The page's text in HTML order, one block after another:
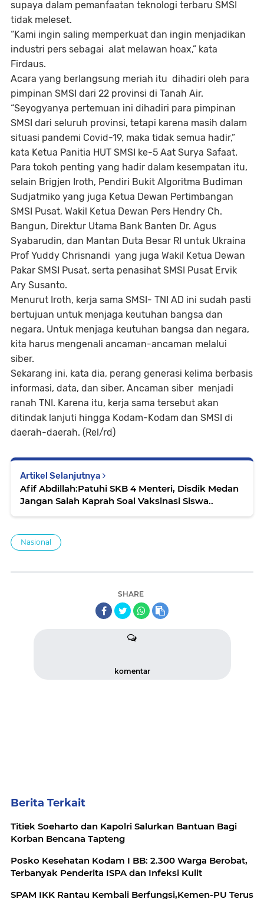
supaya dalam pemanfaatan teknologi terbaru SMSI
tidak meleset.
“Kami ingin saling memperkuat dan ingin menjadikan
industri pers sebagai alat melawan hoax,” kata
Firdaus.
Acara yang berlangsung meriah itu dihadiri oleh para
pimpinan SMSI dari 22 provinsi di Tanah Air.
“Seyogyanya pertemuan ini dihadiri para pimpinan
SMSI dari seluruh provinsi, tetapi karena masih dalam
situasi pandemi Covid-19, maka tidak semua hadir,”
kata Ketua Panitia HUT SMSI ke-5 Aat Surya Safaat.
Para tokoh penting yang hadir dalam kesempatan itu,
selain Brigjen Iroth, Pendiri Bukit Algoritma Budiman
Sudjatmiko yang juga Ketua Dewan Pertimbangan
SMSI Pusat, Wakil Ketua Dewan Pers Hendry Ch.
Bangun, Direktur Utama Bank Banten Dr. Agus
Syabarudin, dan Mantan Duta Besar RI untuk Ukraina
Prof Yuddy Chrisnandi yang juga Wakil Ketua Dewan
Pakar SMSI Pusat, serta penasihat SMSI Pusat Ervik
Ary Susanto.
Menurut Iroth, kerja sama SMSI- TNI AD ini sudah pasti
bertujuan untuk menjaga keutuhan bangsa dan
negara. Untuk menjaga keutuhan bangsa dan negara,
kita harus mengenali ancaman-ancaman melalui
siber.
Sekarang ini, kata dia, perang generasi kelima berbasis
informasi, data, dan siber. Ancaman siber menjadi
ranah TNI. Karena itu, kerja sama tersebut akan
ditindak lanjuti hingga Kodam-Kodam dan SMSI di
daerah-daerah. (Rel/rd)
Artikel Selanjutnya
Afif Abdillah:Patuhi SKB 4 Menteri, Disdik Medan
Jangan Salah Kaprah Soal Vaksinasi Siswa..
Nasional
SHARE
komentar
Berita Terkait
Titiek Soeharto dan Kapolri Salurkan Bantuan Bagi
Korban Bencana Tapteng
Posko Kesehatan Kodam I BB: 2.300 Warga Berobat,
Terbanyak Penderita ISPA dan Infeksi Kulit
SPAM IKK Rantau Kembali Berfungsi,Kemen-PU Terus